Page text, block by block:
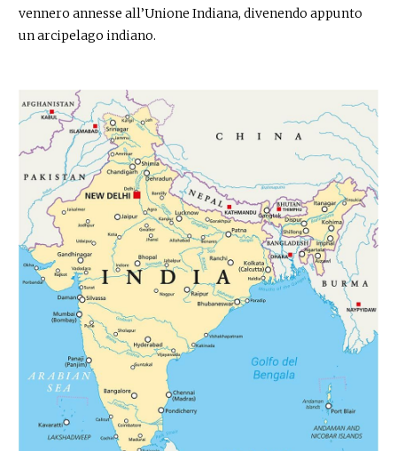
vennero annesse all’Unione Indiana, divenendo appunto
un arcipelago indiano.